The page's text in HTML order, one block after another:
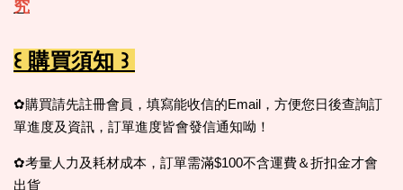
究
꒰ 購買須知 ꒱
✿購買請先註冊會員，填寫能收信的Email，方便您日後查詢訂
單進度及資訊，訂單進度皆會發信通知呦！
✿考量人力及耗材成本，訂單需滿$100不含運費＆折扣金才會
出貨